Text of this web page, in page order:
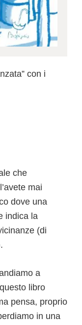
con i
che
mai
dove una
indica la
(di
a
libro
pensa, proprio
in una